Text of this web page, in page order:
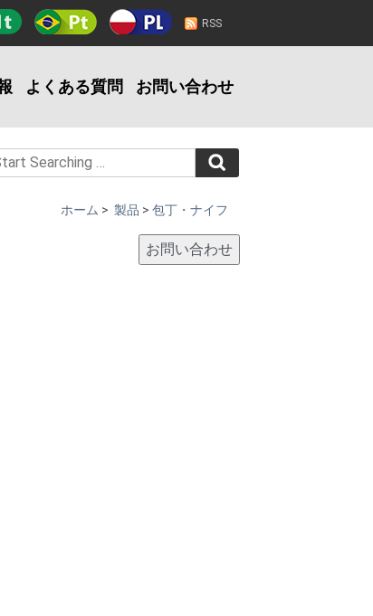
RSS
よくある質問 お問い合わせ
ホーム > 製品 > 包丁・ナイフ